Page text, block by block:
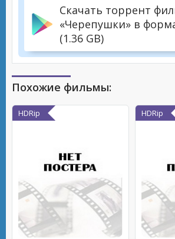
Скачать торрент
«Черепушки» в
(1.36 GB)
Похожие фильмы:
HDRip HDRip